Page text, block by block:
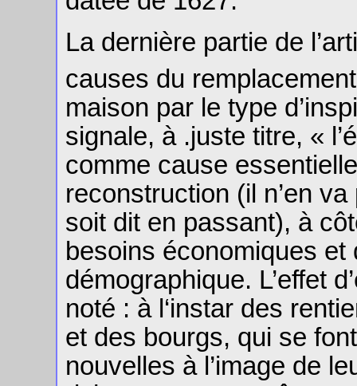
La dernière partie de
causes du
maison par le type
signale, à .juste titre, «
comme cause
reconstruction (il n’en
soit dit en passant), à
besoins économiques
démographique. L’effet
noté : à l‘instar des
et des bourgs, qui se
nouvelles à l’image de